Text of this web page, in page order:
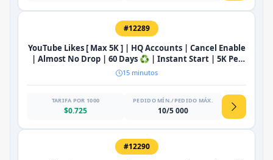
#12289
YouTube Likes [ Max 5K ] | HQ Accounts | Cancel Enable
| Almost No Drop | 60 Days ♻️ | Instant Start | 5K Per
Hours 🚀
15 minutos
TARIFA POR 1000
$0.725
PEDIDO MÍN./PEDIDO MÁX.
10/5 000
#12290